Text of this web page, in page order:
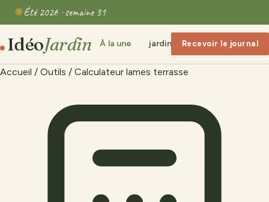
Été 2026 · semaine 31
IdéoJardin À la une jardin clôture Bricolage
Recevoir le journal
Accueil / Outils / Calculateur lames terrasse